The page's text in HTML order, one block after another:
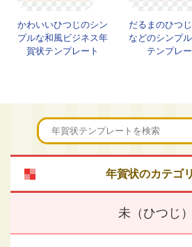
かわいいひつじのシン
プルな和風ビジネス年
賀状テンプレート
だるまのひつ
などのシンプ
テンプレー
年賀状のカテゴ
未（ひつじ）